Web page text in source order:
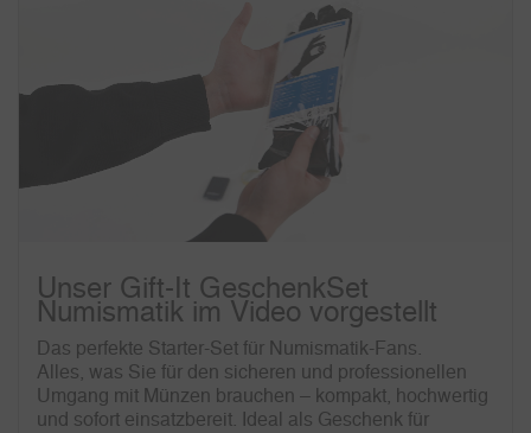
Unser Gift-It GeschenkSet
Numismatik im Video vorgestellt
Das perfekte Starter-Set für Numismatik-Fans.
Alles, was Sie für den sicheren und professionellen
Umgang mit Münzen brauchen – kompakt, hochwertig
und sofort einsatzbereit. Ideal als Geschenk für